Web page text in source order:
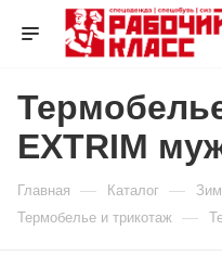
EXTRIM
Главная — Каталог —
Термобелье и трикотаж —